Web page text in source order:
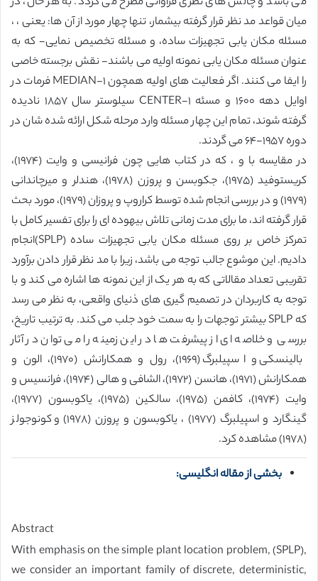
میان قواعد مد نظر قرار گرفته بیشمار، تنها چهار مورد از آن ها: یعنی ، ،
مسئله مکان یابی تجهیزات ساده، و مسئله تخصیص نمایی- که به
عنوان مسئله مکان یابی نمونه اولیه می باشند- نقش برجسته خاصی
را ایفا می کنند. اگر فعالیت های اولیه همچون ١-MEDIAN فرمات در
اوایل دهه ١۶٠٠ و مسئه ١-CENTER سیلوستر سال ١٨۵٧ نادیده
گرفته شوند، تمام این چهار مسئله وارد مرحله شکل ارائه شده شان در
دوره ١٩۵٧-۶۴ می گردند.
در مقایسه با و ، که در کتاب هایی چون فرانیسی و وایت (١٩٧۴)،
کریستوفید (١٩٧۵)، جکوبسن و پروزن (١٩٧٨)، هندلر و میرچاندانی
(١٩٧٩) و در بررسی انجام شده توسط کراروپ و پروزان (١٩٧٩)، مورد بحث
قرار گرفته اند، ما برای مدت زمانی تلاش بیهوده ای را برای تفسیر کامل با
تمرکز خاص بر روی مسئله مکان یابی تجهیزات ساده (SPLP)انجام
دادیم. این موشوع جالب توجه می باشد، زیرا با مد نظر قرار دادن برآورد
تقریبی تعداد مقالاتی که به هر یک از این نمونه ها اشاره می کند و با
توجه به کاربردان در تصمیم گیری های ذنیای واقعی، به نظر می رسد
که SPLP بیشتر توجهات را به سمت خود جلب می کند. به ترتیب تاریخ،
بررسی و خلاصه ای از پیشرفت ها در این زمینه را می توان در آثار
بالینسکی و اسپیلبرگ (١٩۶٩)، رول و همکارانش (١٩٧٠)، الون و
همکارانش (١٩٧١)، هانسن (١٩٧٢)، الشافی و هالی (١٩٧۴)، فرانسیس و
وایت (١٩٧۴)، کافمن (١٩٧۵)، سالکین (١٩٧۵)، یاکوبسون (١٩٧٧)،
گینگارد و اسپیلبرگ (١٩٧٧) ، یاکوبسون و پروزن (١٩٧٨) و کونوجولز
(١٩٧٨) مشاهده کرد.
بخشی از مقاله انگلیسی:
Abstract
With emphasis on the simple plant location problem, (SPLP),
we consider an important family of discrete, deterministic,